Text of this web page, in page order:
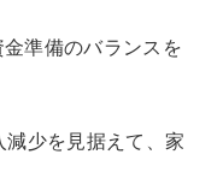
準備のバランスを
減少を見据えて、家